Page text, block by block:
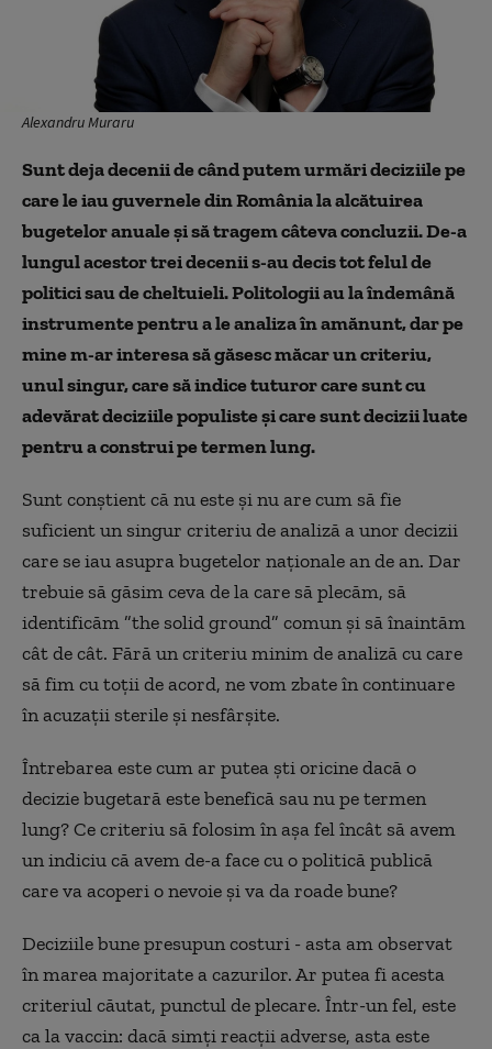
Alexandru Muraru
Sunt deja decenii de când putem urmări deciziile pe
care le iau guvernele din România la alcătuirea
bugetelor anuale și să tragem câteva concluzii. De-a
lungul acestor trei decenii s-au decis tot felul de
politici sau de cheltuieli. Politologii au la îndemână
instrumente pentru a le analiza în amănunt, dar pe
mine m-ar interesa să găsesc măcar un criteriu,
unul singur, care să indice tuturor care sunt cu
adevărat deciziile populiste și care sunt decizii luate
pentru a construi pe termen lung.
Sunt conștient că nu este și nu are cum să fie
suficient un singur criteriu de analiză a unor decizii
care se iau asupra bugetelor naționale an de an. Dar
trebuie să găsim ceva de la care să plecăm, să
identificăm ”the solid ground” comun și să înaintăm
cât de cât. Fără un criteriu minim de analiză cu care
să fim cu toții de acord, ne vom zbate în continuare
în acuzații sterile și nesfârșite.
Întrebarea este cum ar putea ști oricine dacă o
decizie bugetară este benefică sau nu pe termen
lung? Ce criteriu să folosim în așa fel încât să avem
un indiciu că avem de-a face cu o politică publică
care va acoperi o nevoie și va da roade bune?
Deciziile bune presupun costuri - asta am observat
în marea majoritate a cazurilor. Ar putea fi acesta
criteriul căutat, punctul de plecare. Într-un fel, este
ca la vaccin: dacă simți reacții adverse, asta este